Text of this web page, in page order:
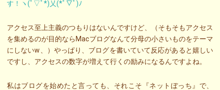
す！ヽ(ﾟ▽ﾟ*)乂(*ﾟ▽ﾟ)ﾉ
アクセス至上主義のつもりはないんですけど、（そもそもアクセス
を集めるのが目的ならMacブログなんて分母の小さいものをテーマ
にしないw、）やっぱり、ブログを書いていて反応があると嬉しい
ですし、アクセスの数字が増えて行くの励みになるんですよね。
私はブログを始めたと言っても、それこそ『ネットぼっち』で、